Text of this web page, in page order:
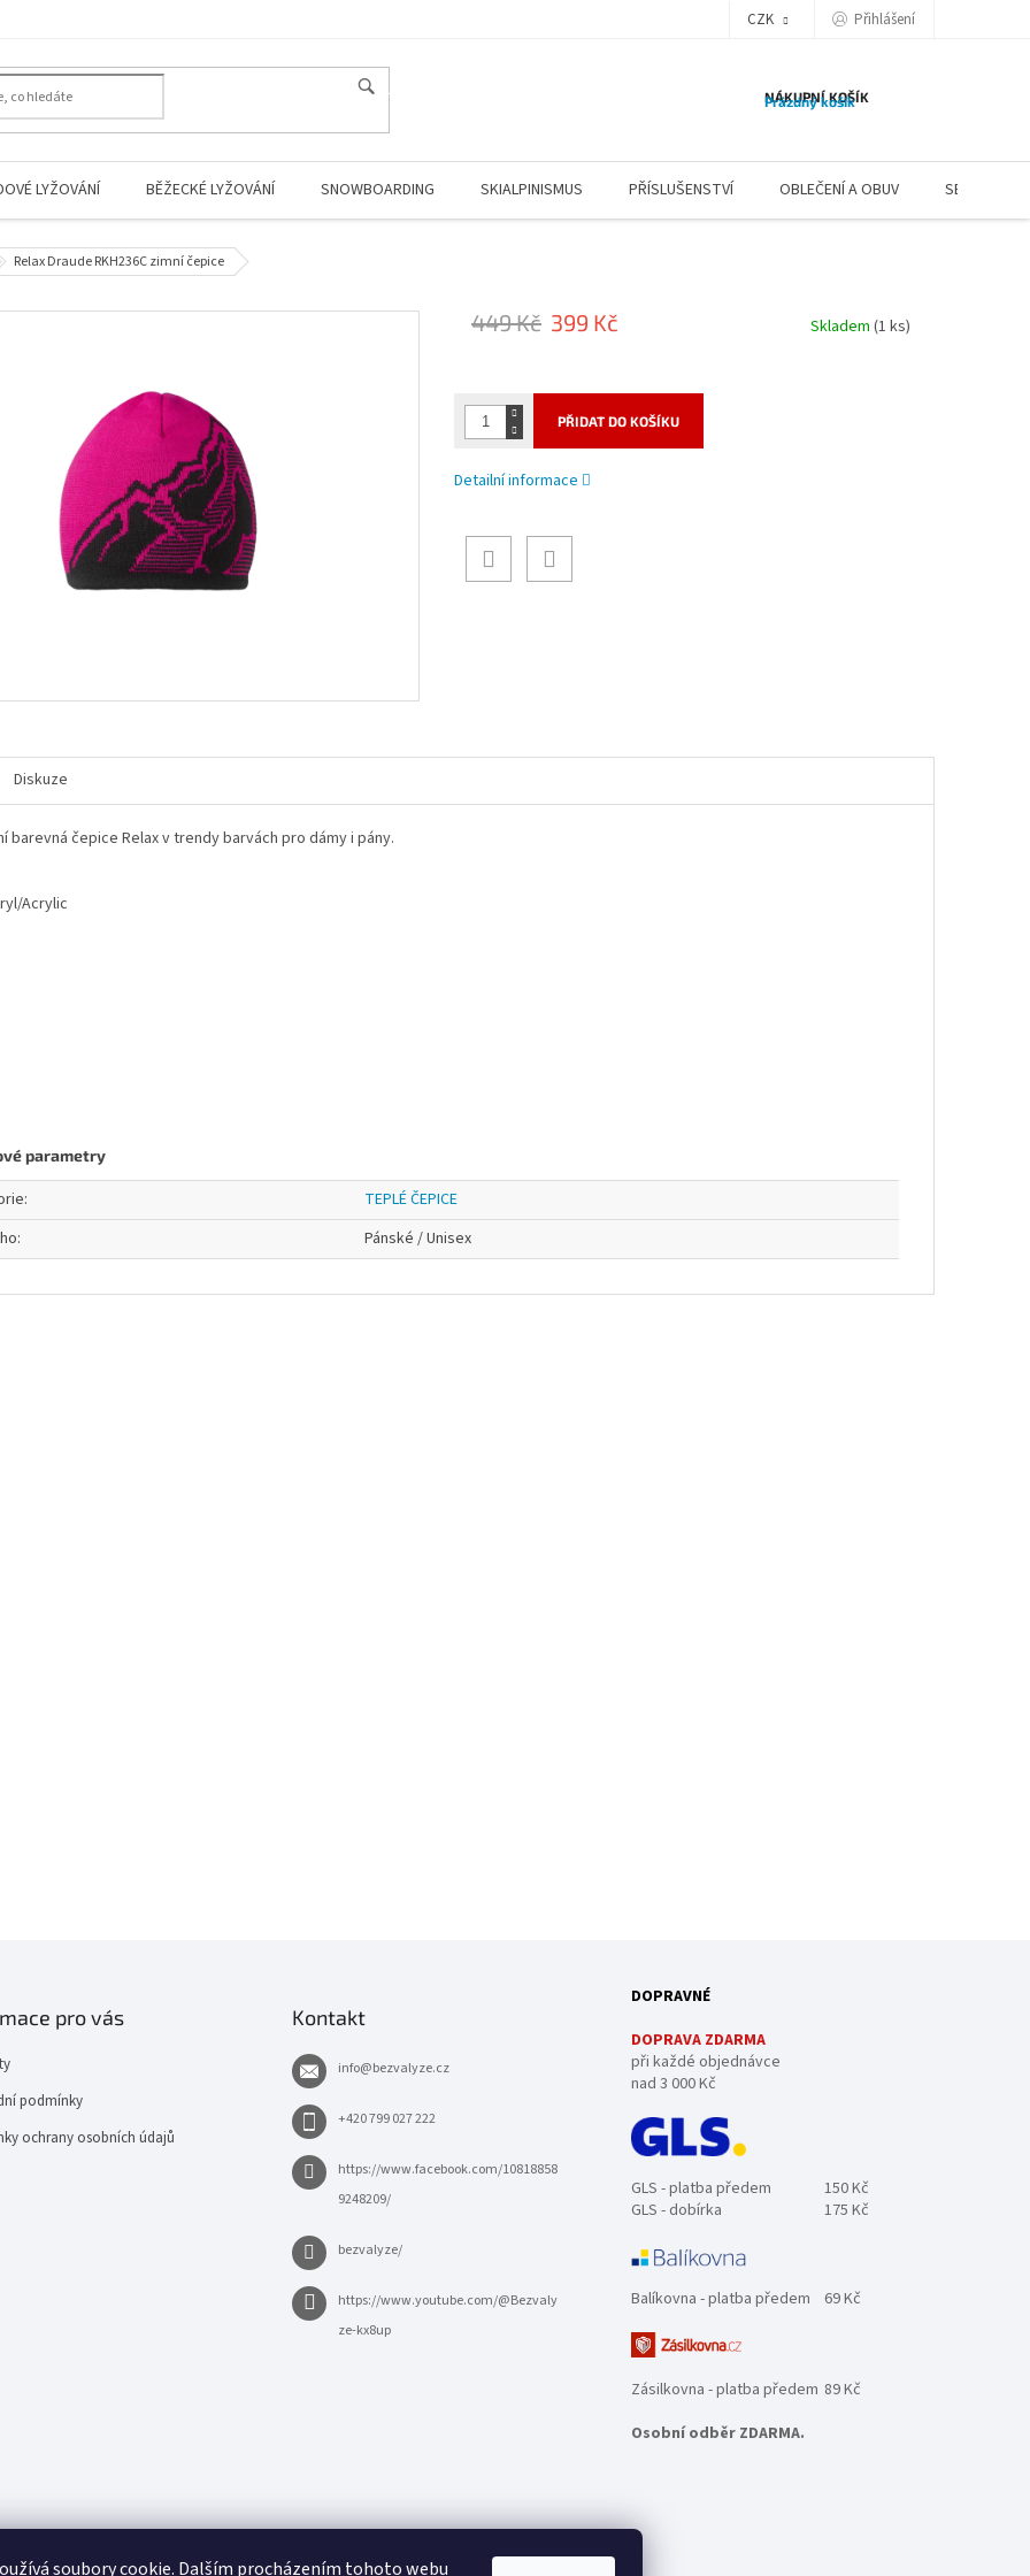
soubory cookie. Dalším procházením tohoto webu
CZK Přihlášení
NÁKUPNÍ KOŠÍK
Prázdný košík
LYŽOVÁNÍ BĚŽECKÉ LYŽOVÁNÍ SNOWBOARDING SKIALPINISMUS PŘÍSLUŠENSTVÍ OBLEČENÍ A OBUV SERVIS
Relax Draude RKH236C zimní čepice
449 Kč 399 Kč Skladem (1 ks)
PŘIDAT DO KOŠÍKU
Detailní informace
Diskuze
barevná čepice Relax v trendy barvách pro dámy i pány.
Acrylic
parametry
:
TEPLÉ ČEPICE
: Pánské / Unisex
pro vás
podmínky
ochrany osobních údajů
Kontakt
info@bezvalyze.cz
+420 799 027 222
https://www.facebook.com/10818858
9248209/
bezvalyze/
https://www.youtube.com/@Bezvaly
ze-kx8up
DOPRAVNÉ
DOPRAVA ZDARMA
při každé objednávce
nad 3 000 Kč
GLS - platba předem
150 Kč
GLS - dobírka
175 Kč
Balíkovna - platba předem 69 Kč
Zásilkovna - platba předem 89 Kč
Osobní odběr ZDARMA.